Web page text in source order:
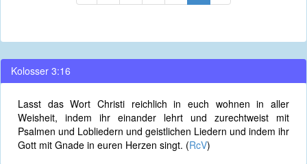
Kolosser 3:16
Lasst das Wort Christi reichlich in euch wohnen in aller
Weisheit, indem ihr einander lehrt und zurechtweist mit
Psalmen und Lobliedern und geistlichen Liedern und indem ihr
Gott mit Gnade in euren Herzen singt. (RcV)